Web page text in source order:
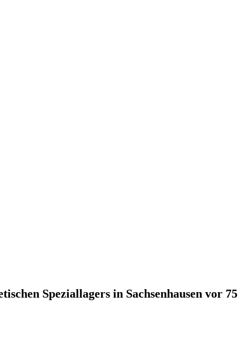
Speziallagers in Sachsenhausen vor 75